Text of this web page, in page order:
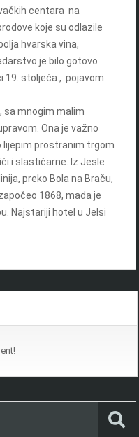
centara na
koje su odlazile
hvarska vina,
je bilo gotovo
19. stoljeća., pojavom
sa mnogim malim
Ona je važno
prostranim trgom
i slastičarne. Iz Jesle
preko Bola na Braču,
1868, mada je
Najstariji hotel u Jelsi